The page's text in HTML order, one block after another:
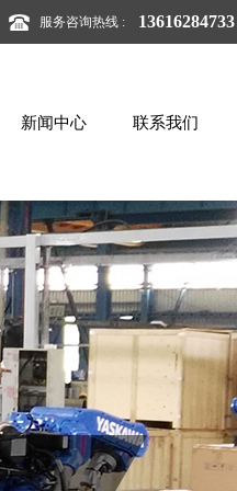
服务咨询热线 : 13616284733
新闻中心 联系我们